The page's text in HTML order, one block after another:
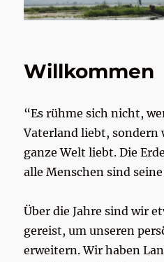
Willkommen
“Es rühme sich nicht,
Vaterland liebt, sondern
ganze Welt liebt. Die
alle Menschen sind
Über die Jahre sind wir
gereist, um unseren
erweitern. Wir haben